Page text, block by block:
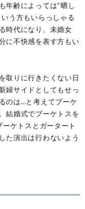
年齢によっては“晒し
う方もいらっしゃる
時代になり、未婚女
に不快感を表す方もい
取りに行きたくない日
婦サイドとしてもせっ
のは…と考えてブーケ
結婚式でブーケトスを
ケトスとガータート
た演出は行わないよう